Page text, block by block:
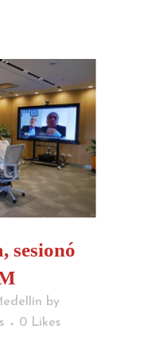
sesionó
by
0 Likes